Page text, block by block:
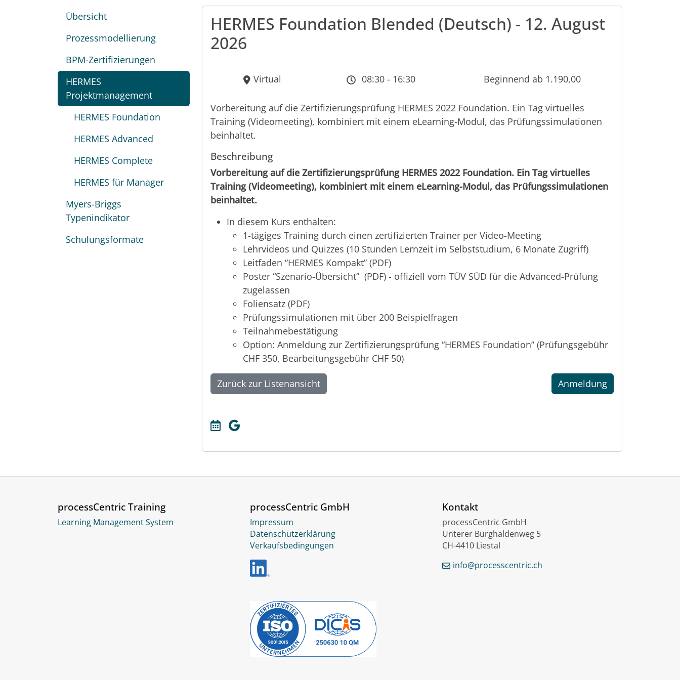
HERMES Foundation Blended (Deutsch) - 12. August
2026
Virtual 08:30 - 16:30 Beginnend ab 1.190,00
Vorbereitung auf die Zertifizierungsprüfung HERMES 2022 Foundation. Ein Tag virtuelles
Training (Videomeeting), kombiniert mit einem eLearning-Modul, das Prüfungssimulationen
beinhaltet.
Beschreibung
Vorbereitung auf die Zertifizierungsprüfung HERMES 2022 Foundation. Ein Tag virtuelles
Training (Videomeeting), kombiniert mit einem eLearning-Modul, das Prüfungssimulationen
beinhaltet.
In diesem Kurs enthalten:
1-tägiges Training durch einen zertifizierten Trainer per Video-Meeting
Lehrvideos und Quizzes (10 Stunden Lernzeit im Selbststudium, 6 Monate Zugriff)
Leitfaden “HERMES Kompakt” (PDF)
Poster “Szenario-Übersicht” (PDF) - offiziell vom TÜV SÜD für die Advanced-Prüfung
zugelassen
Foliensatz (PDF)
Prüfungssimulationen mit über 200 Beispielfragen
Teilnahmebestätigung
Option: Anmeldung zur Zertifizierungsprüfung “HERMES Foundation” (Prüfungsgebühr
CHF 350, Bearbeitungsgebühr CHF 50)
Zurück zur Listenansicht Anmeldung
Übersicht
Prozessmodellierung
BPM-Zertifizierungen
HERMES
Projektmanagement
HERMES Foundation
HERMES Advanced
HERMES Complete
HERMES für Manager
Myers-Briggs
Typenindikator
Schulungsformate
processCentric Training
Learning Management System
processCentric GmbH
Impressum
Datenschutzerklärung
Verkaufsbedingungen
Kontakt
processCentric GmbH
Unterer Burghaldenweg 5
CH-4410 Liestal
info@processcentric.ch